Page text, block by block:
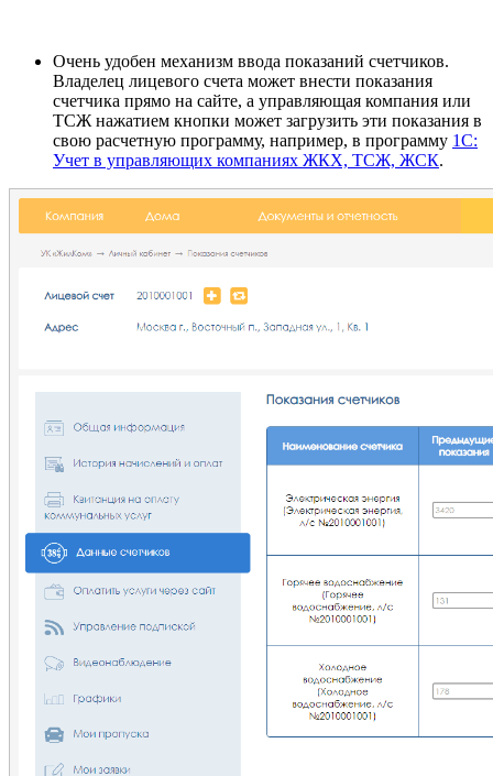
Очень удобен механизм ввода показаний счетчиков.
Владелец лицевого счета может внести показания
счетчика прямо на сайте, а управляющая компания или
ТСЖ нажатием кнопки может загрузить эти показания в
свою расчетную программу, например, в программу 1С:
Учет в управляющих компаниях ЖКХ, ТСЖ, ЖСК.